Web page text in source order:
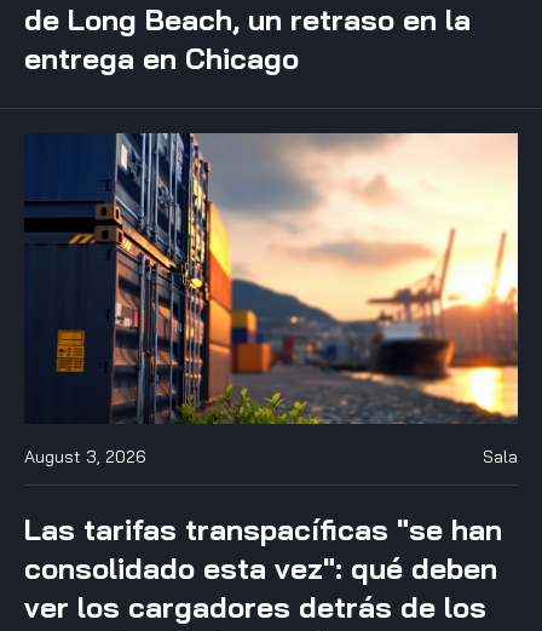
de Long Beach, un retraso en la
entrega en Chicago
August 3, 2026 Sala
Las tarifas transpacíficas "se han
consolidado esta vez": qué deben
ver los cargadores detrás de los